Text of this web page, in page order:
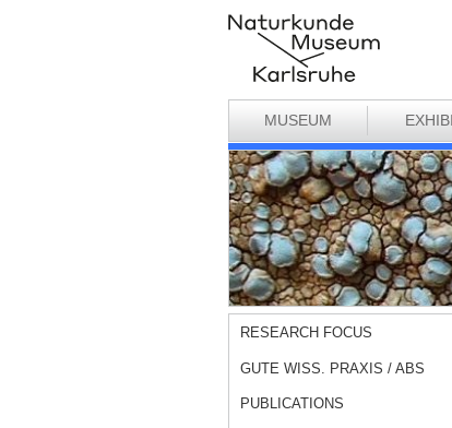
MUSEUM
RESEARCH FOCUS
GUTE WISS. PRAXIS / ABS
PUBLICATIONS